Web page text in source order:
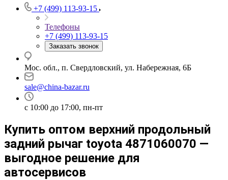
+7 (499) 113-93-15
Телефоны
+7 (499) 113-93-15
Заказать звонок
Мос. обл., п. Свердловский, ул. Набережная, 6Б
sale@china-bazar.ru
c 10:00 до 17:00, пн-пт
Купить оптом верхний продольный
задний рычаг toyota 4871060070 —
выгодное решение для
автосервисов